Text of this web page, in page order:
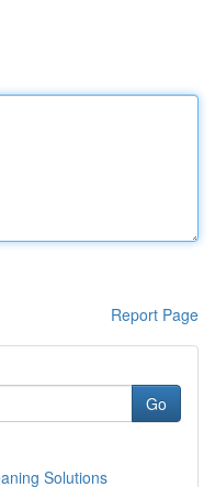
Report Page
Go
Solutions